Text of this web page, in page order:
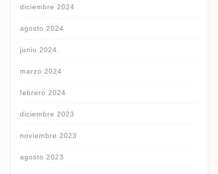
diciembre 2024
agosto 2024
junio 2024
marzo 2024
febrero 2024
diciembre 2023
noviembre 2023
agosto 2023